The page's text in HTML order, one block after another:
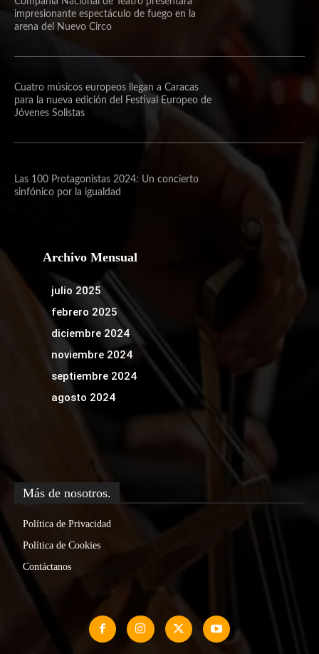
impresionante espectáculo de fuego en la
arena del Nuevo Circo
Cuatro músicos europeos llegan a Caracas
para la nueva edición del Festival Europeo de
Jóvenes Solistas
Las 100 Protagonistas 2024: Un concierto
sinfónico por la igualdad
Archivo Mensual
julio 2025
febrero 2025
diciembre 2024
noviembre 2024
septiembre 2024
agosto 2024
Más de nosotros.
Política de Privacidad
Política de Cookies
Contáctanos